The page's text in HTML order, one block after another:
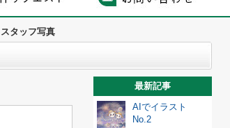
スタッフ写真
最新記事
AIでイラスト
No.2